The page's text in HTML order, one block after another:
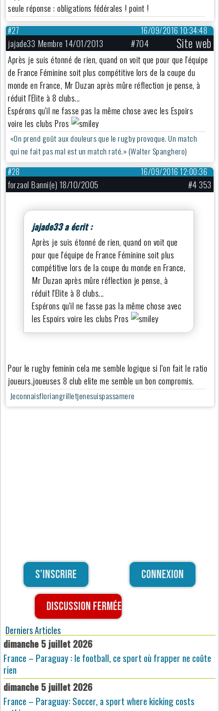
seule réponse : obligations fédérales ! point !
16/09/2016 10:34:48
#27
jajade33 Membre 14/01/2013 #704 Site web
Après je suis étonné de rien, quand on voit que pour que l'équipe
de France Féminine soit plus compétitive lors de la coupe du
monde en France, Mr Duzan après mûre réflection je pense, à
réduit l'Elite à 8 clubs...
Espérons qu'il ne fasse pas la même chose avec les Espoirs
voire les clubs Pros
«On prend goût aux douleurs que le rugby provoque. Un match
qui ne fait pas mal est un match raté.» (Walter Spanghero)
16/09/2016 12:00:36
#28
forzaol Banni(e) 18/10/2005 #4 353
jajade33 a écrit :
Après je suis étonné de rien, quand on voit que
pour que l'équipe de France Féminine soit plus
compétitive lors de la coupe du monde en France,
Mr Duzan après mûre réflection je pense, à
réduit l'Elite à 8 clubs...
Espérons qu'il ne fasse pas la même chose avec
les Espoirs voire les clubs Pros
Pour le rugby feminin cela me semble logique si l'on fait le ratio
joueurs,joueuses 8 club elite me semble un bon compromis.
Jeconnaisfloriangrilletjenesuispassamere
S'inscrire Connexion
Discussion fermée
Derniers Articles
dimanche 5 juillet 2026
France – Paraguay : le football, ce sport où frapper ne coûte
rien
dimanche 5 juillet 2026
France – Paraguay: Soccer, a sport where kicking costs